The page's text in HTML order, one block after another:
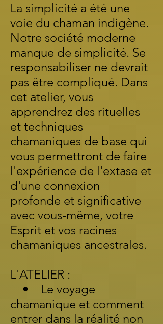
La simplicité a été une
voie du chaman indigène.
Notre société moderne
manque de simplicité. Se
responsabiliser ne devrait
pas être compliqué. Dans
cet atelier, vous
apprendrez des rituelles
et techniques
chamaniques de base qui
vous permettront de faire
l'expérience de l'extase et
d'une connexion
profonde et significative
avec vous-même, votre
Esprit et vos racines
chamaniques ancestrales.
L'ATELIER :
• Le voyage
chamanique et comment
entrer dans la réalité non